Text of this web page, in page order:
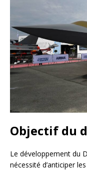
Objectif du
Le développement du
nécessité d’anticiper